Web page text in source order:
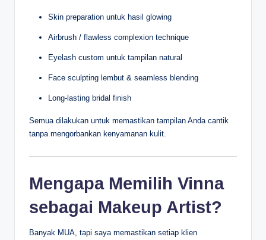
Skin preparation untuk hasil glowing
Airbrush / flawless complexion technique
Eyelash custom untuk tampilan natural
Face sculpting lembut & seamless blending
Long-lasting bridal finish
Semua dilakukan untuk memastikan tampilan Anda cantik
tanpa mengorbankan kenyamanan kulit.
Mengapa Memilih Vinna
sebagai Makeup Artist?
Banyak MUA, tapi saya memastikan setiap klien